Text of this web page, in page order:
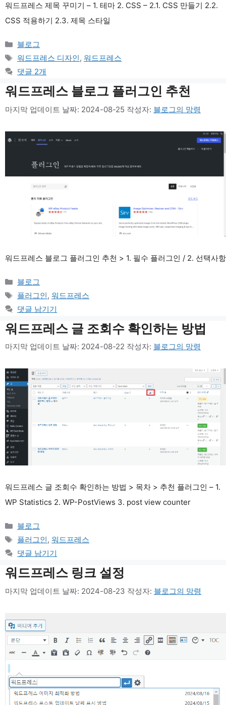
워드프레스 제목 꾸미기 – 1. 테마 2. CSS – 2.1. CSS 만들기 2.2.
CSS 적용하기 2.3. 제목 스타일
카
테
고
리
블로그
태
그
워드프레스 디자인, 워드프레스
댓글 2개
워드프레스 블로그 플러그인 추천
마지막 업데이트 날짜: 2024-08-25 작성자: 블로그의 망령
워드프레스 블로그 플러그인 추천 > 1. 필수 플러그인 / 2. 선택사항
카
테
고
리
블로그
태
그
플러그인, 워드프레스
댓글 남기기
워드프레스 글 조회수 확인하는 방법
마지막 업데이트 날짜: 2024-08-22 작성자: 블로그의 망령
워드프레스 글 조회수 확인하는 방법 > 목차 > 추천 플러그인 – 1.
WP Statistics 2. WP-PostViews 3. post view counter
카
테
고
리
블로그
태
그
플러그인, 워드프레스
댓글 남기기
워드프레스 링크 설정
마지막 업데이트 날짜: 2024-08-23 작성자: 블로그의 망령